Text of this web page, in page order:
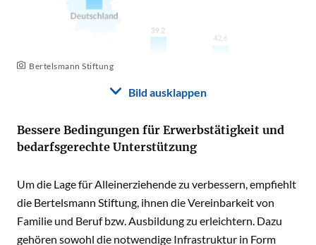
Bertelsmann Stiftung
Bild ausklappen
Bessere Bedingungen für Erwerbstätigkeit und
bedarfsgerechte Unterstützung
Um die Lage für Alleinerziehende zu verbessern, empfiehlt
die Bertelsmann Stiftung, ihnen die Vereinbarkeit von
Familie und Beruf bzw. Ausbildung zu erleichtern. Dazu
gehören sowohl die notwendige Infrastruktur in Form